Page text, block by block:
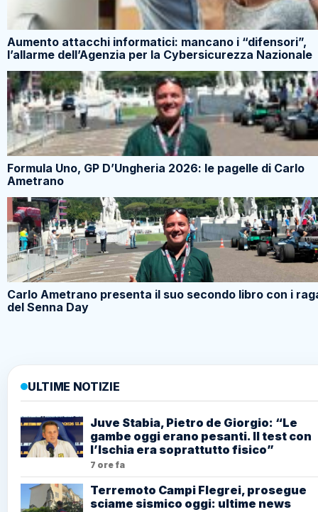
Aumento attacchi informatici: mancano i “difensori”,
l’allarme dell’Agenzia per la Cybersicurezza Nazionale
Formula Uno, GP D’Ungheria 2026: le pagelle di Carlo
Ametrano
Carlo Ametrano presenta il suo secondo libro con i
del Senna Day
ULTIME NOTIZIE
Juve Stabia, Pietro de Giorgio: “Le
gambe oggi erano pesanti. Il test con
l’Ischia era soprattutto fisico”
7 ore fa
Terremoto Campi Flegrei, prosegue
sciame sismico oggi: ultime news